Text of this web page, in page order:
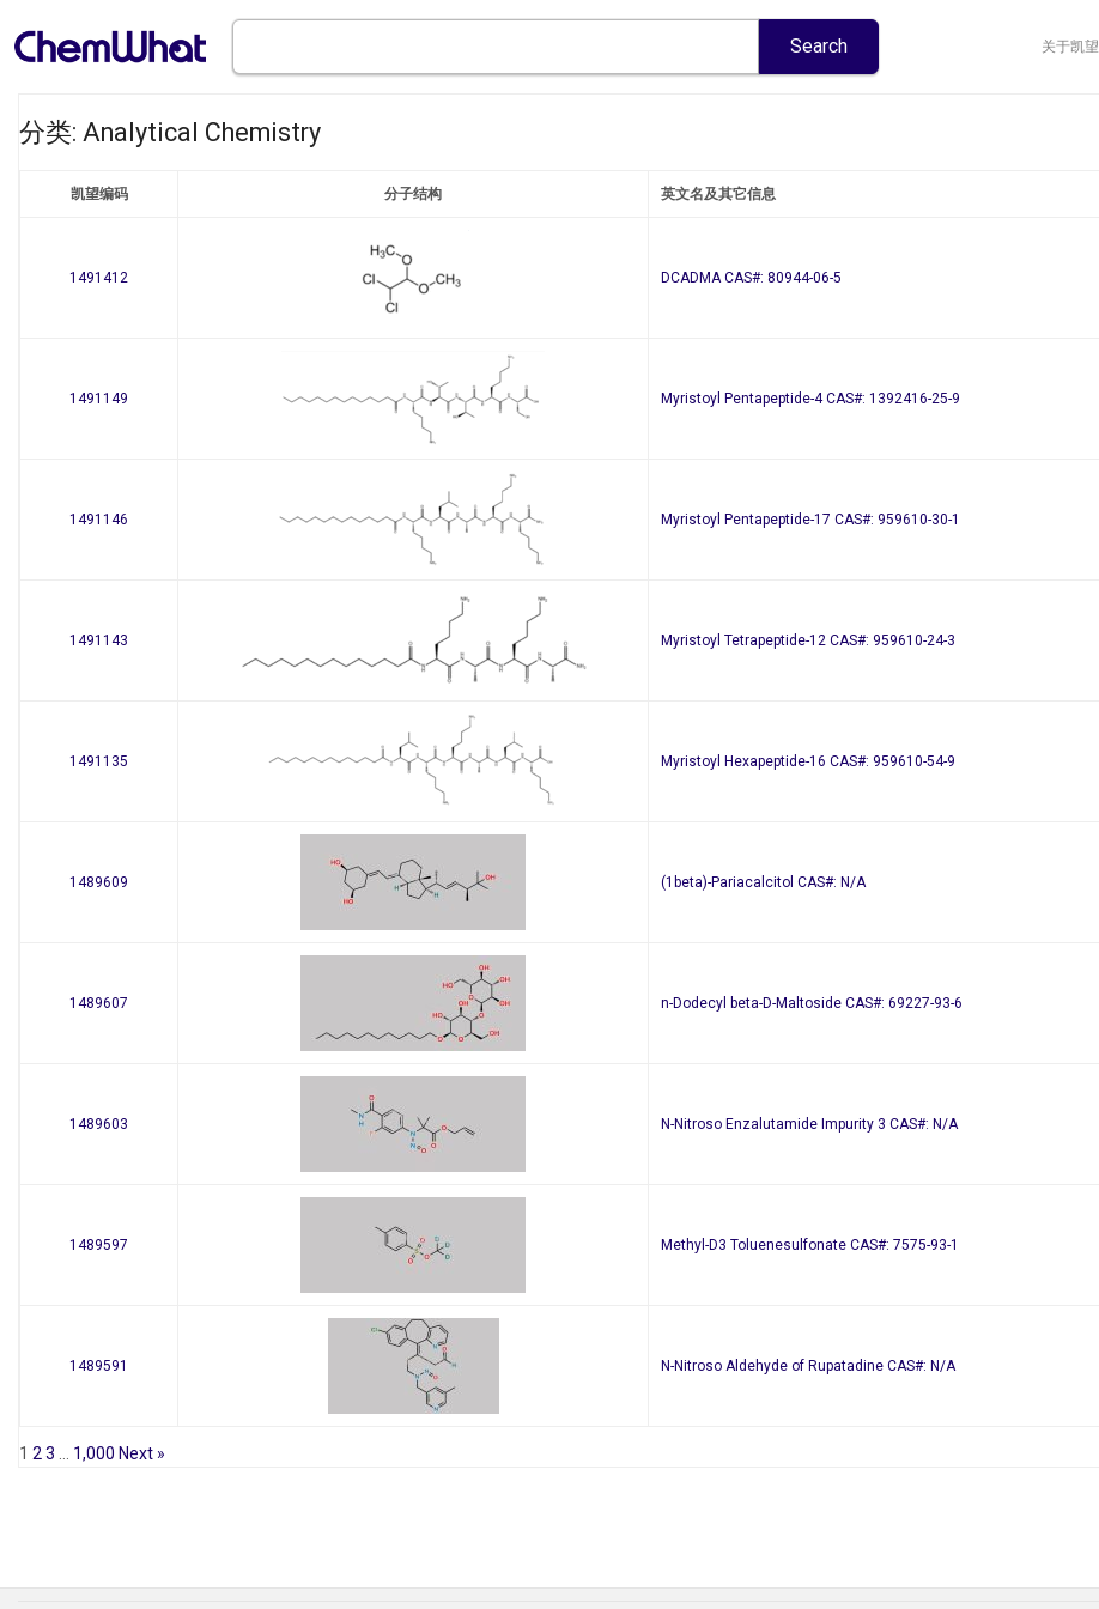
关于凯望
分类: Analytical Chemistry
凯望编码 分子结构 英文名及其它信息
1491412 DCADMA CAS#: 80944-06-5
1491149 Myristoyl Pentapeptide-4 CAS#: 1392416-25-9
1491146 Myristoyl Pentapeptide-17 CAS#: 959610-30-1
1491143 Myristoyl Tetrapeptide-12 CAS#: 959610-24-3
1491135 Myristoyl Hexapeptide-16 CAS#: 959610-54-9
1489609 (1beta)-Pariacalcitol CAS#: N/A
1489607 n-Dodecyl beta-D-Maltoside CAS#: 69227-93-6
1489603 N-Nitroso Enzalutamide Impurity 3 CAS#: N/A
1489597 Methyl-D3 Toluenesulfonate CAS#: 7575-93-1
1489591 N-Nitroso Aldehyde of Rupatadine CAS#: N/A
1 2 3 1,000 Next »